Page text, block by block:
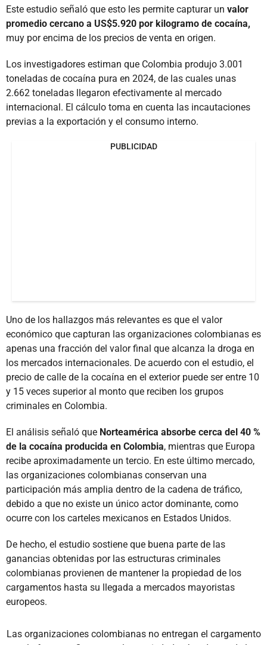
Este estudio señaló que esto les permite capturar un valor
promedio cercano a US$5.920 por kilogramo de cocaína,
muy por encima de los precios de venta en origen.
Los investigadores estiman que Colombia produjo 3.001
toneladas de cocaína pura en 2024, de las cuales unas
2.662 toneladas llegaron efectivamente al mercado
internacional. El cálculo toma en cuenta las incautaciones
previas a la exportación y el consumo interno.
PUBLICIDAD
Uno de los hallazgos más relevantes es que el valor
económico que capturan las organizaciones colombianas es
apenas una fracción del valor final que alcanza la droga en
los mercados internacionales. De acuerdo con el estudio, el
precio de calle de la cocaína en el exterior puede ser entre 10
y 15 veces superior al monto que reciben los grupos
criminales en Colombia.
El análisis señaló que Norteamérica absorbe cerca del 40 %
de la cocaína producida en Colombia, mientras que Europa
recibe aproximadamente un tercio. En este último mercado,
las organizaciones colombianas conservan una
participación más amplia dentro de la cadena de tráfico,
debido a que no existe un único actor dominante, como
ocurre con los carteles mexicanos en Estados Unidos.
De hecho, el estudio sostiene que buena parte de las
ganancias obtenidas por las estructuras criminales
colombianas provienen de mantener la propiedad de los
cargamentos hasta su llegada a mercados mayoristas
europeos.
Las organizaciones colombianas no entregan el cargamento